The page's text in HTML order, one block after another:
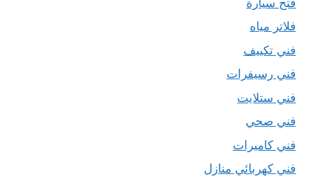
فلاتر مياه
فني تكييف
فني رسيفرات
فني ستلايت
فني صحي
فني كاميرات
فني كهربائي منازل